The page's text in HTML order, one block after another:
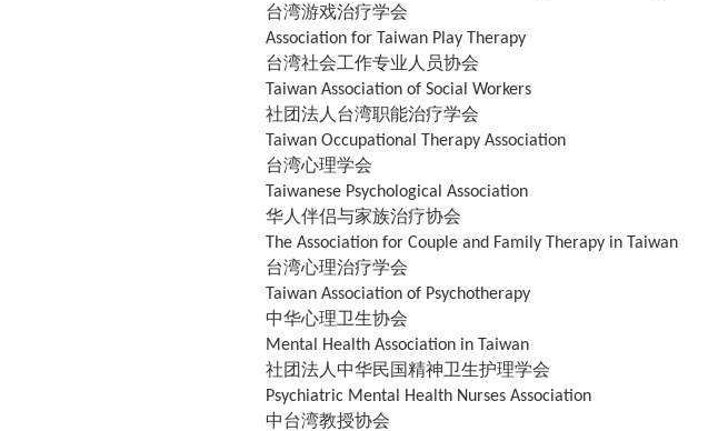
台湾游戏治疗学会
Association for Taiwan Play Therapy
台湾社会工作专业人员协会
Taiwan Association of Social Workers
社团法人台湾职能治疗学会
Taiwan Occupational Therapy Association
台湾心理学会
Taiwanese Psychological Association
华人伴侣与家族治疗协会
The Association for Couple and Family Therapy in Taiwan
台湾心理治疗学会
Taiwan Association of Psychotherapy
中华心理卫生协会
Mental Health Association in Taiwan
社团法人中华民国精神卫生护理学会
Psychiatric Mental Health Nurses Association
中台湾教授协会